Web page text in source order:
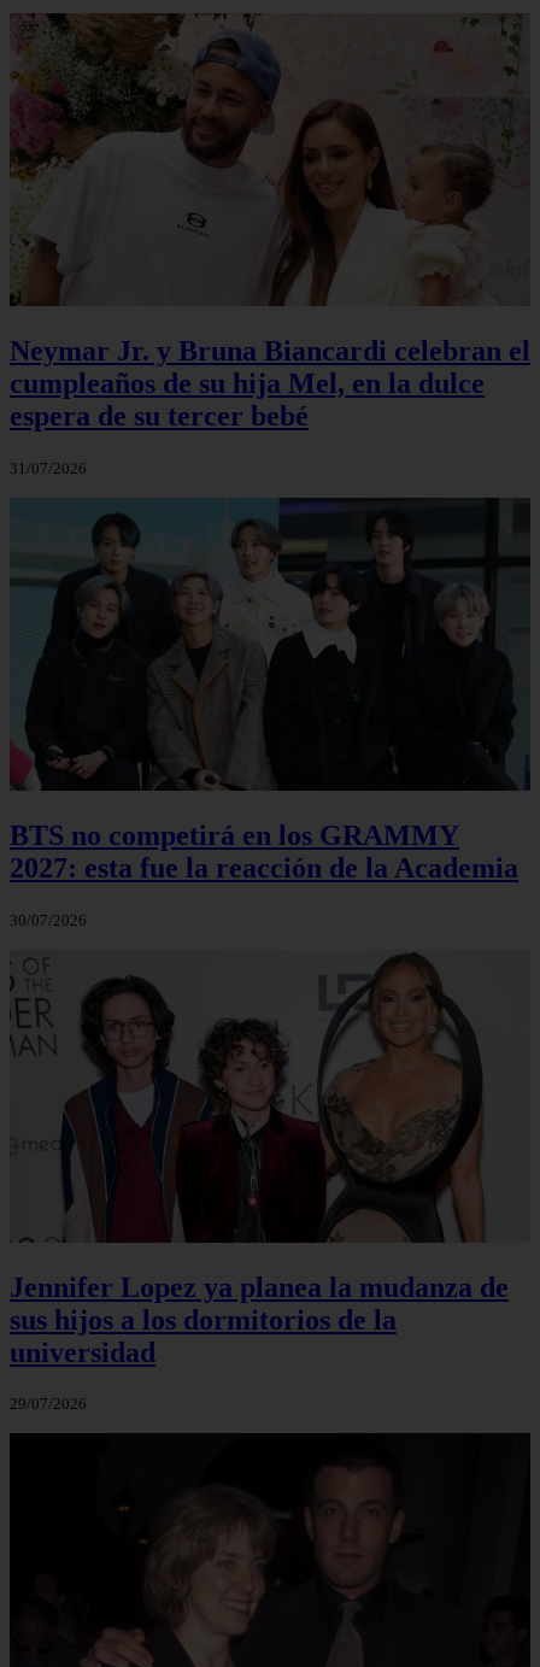
Neymar Jr. y Bruna Biancardi celebran el
cumpleaños de su hija Mel, en la dulce
espera de su tercer bebé
31/07/2026
BTS no competirá en los GRAMMY
2027: esta fue la reacción de la Academia
30/07/2026
Jennifer Lopez ya planea la mudanza de
sus hijos a los dormitorios de la
universidad
29/07/2026